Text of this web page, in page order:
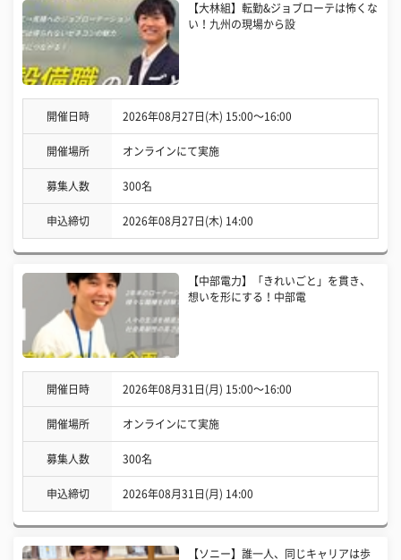
【大林組】転勤&ジョブローテは怖くな
い！九州の現場から設
開催日時 2026年08月27日(木) 15:00〜16:00
開催場所 オンラインにて実施
募集人数 300名
申込締切 2026年08月27日(木) 14:00
【中部電力】「きれいごと」を貫き、
想いを形にする！中部電
開催日時 2026年08月31日(月) 15:00〜16:00
開催場所 オンラインにて実施
募集人数 300名
申込締切 2026年08月31日(月) 14:00
【ソニー】誰一人、同じキャリアは歩